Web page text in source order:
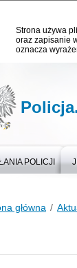
Strona używa
oraz zapisanie
oznacza
POLICJI
główna